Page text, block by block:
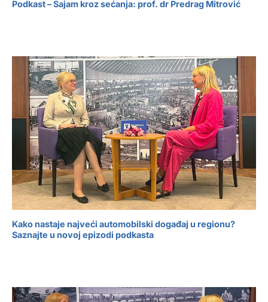
Podkast – Sajam kroz sećanja: prof. dr Predrag Mitrović
Kako nastaje najveći automobilski događaj u regionu?
Saznajte u novoj epizodi podkasta